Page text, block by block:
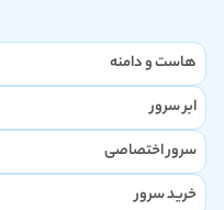
هاست و دامنه
ابر سرور
سرور اختصاصی
خرید سرور